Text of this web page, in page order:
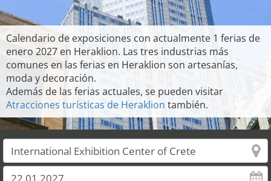
Calendario de exposiciones con actualmente 1 ferias de
enero 2027 en Heraklion. Las tres industrias más
comunes en las ferias en Heraklion son artesanías,
moda y decoración.
Además de las ferias actuales, se pueden visitar
Atracciones turísticas de Heraklion también.